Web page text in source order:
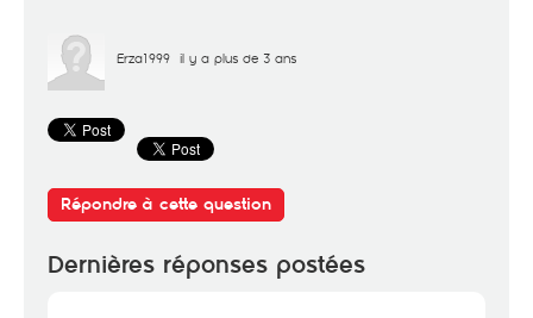
Erza1999 il y a plus de 3 ans
Répondre à cette question
Dernières réponses postées